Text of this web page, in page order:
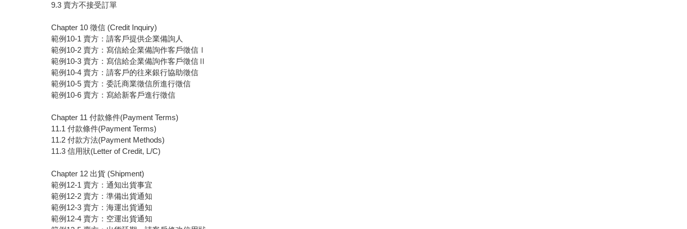
9.3 賣方不接受訂單
Chapter 10 徵信 (Credit Inquiry)
範例10-1 賣方：請客戶提供企業備詢人
範例10-2 賣方：寫信給企業備詢作客戶徵信Ⅰ
範例10-3 賣方：寫信給企業備詢作客戶徵信Ⅱ
範例10-4 賣方：請客戶的往來銀行協助徵信
範例10-5 賣方：委託商業徵信所進行徵信
範例10-6 賣方：寫給新客戶進行徵信
Chapter 11 付款條件(Payment Terms)
11.1 付款條件(Payment Terms)
11.2 付款方法(Payment Methods)
11.3 信用狀(Letter of Credit, L/C)
Chapter 12 出貨 (Shipment)
範例12-1 賣方：通知出貨事宜
範例12-2 賣方：準備出貨通知
範例12-3 賣方：海運出貨通知
範例12-4 賣方：空運出貨通知